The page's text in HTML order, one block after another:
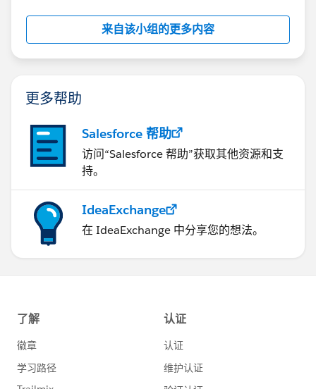
来自该小组的更多内容
更多帮助
Salesforce 帮助
访问“Salesforce 帮助”获取其他资源和支
持。
IdeaExchange
在 IdeaExchange 中分享您的想法。